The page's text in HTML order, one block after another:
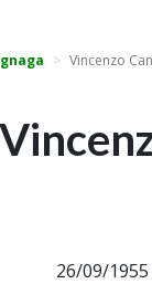
Vincenzo
26/09/1955